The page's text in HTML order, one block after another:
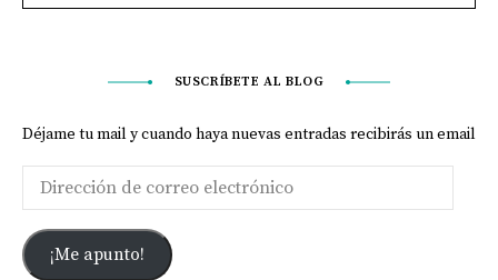
SUSCRÍBETE AL BLOG
Déjame tu mail y cuando haya nuevas entradas recibirás un email
¡Me apunto!